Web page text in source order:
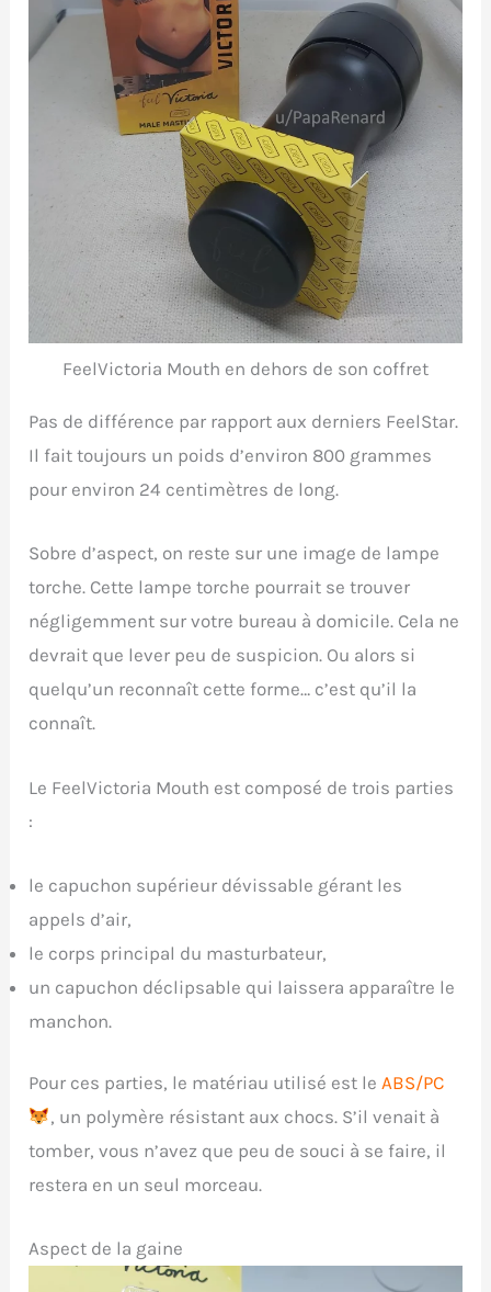
FeelVictoria Mouth en dehors de son coffret
Pas de différence par rapport aux derniers FeelStar.
Il fait toujours un poids d’environ 800 grammes
pour environ 24 centimètres de long.
Sobre d’aspect, on reste sur une image de lampe
torche. Cette lampe torche pourrait se trouver
négligemment sur votre bureau à domicile. Cela ne
devrait que lever peu de suspicion. Ou alors si
quelqu’un reconnaît cette forme… c’est qu’il la
connaît.
Le FeelVictoria Mouth est composé de trois parties
:
le capuchon supérieur dévissable gérant les
appels d’air,
le corps principal du masturbateur,
un capuchon déclipsable qui laissera apparaître le
manchon.
Pour ces parties, le matériau utilisé est leABS/PC
, un polymère résistant aux chocs. S’il venait à
tomber, vous n’avez que peu de souci à se faire, il
restera en un seul morceau.
Aspect de la gaine